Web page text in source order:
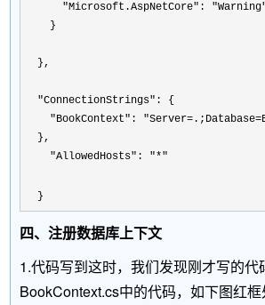
"Microsoft.AspNetCore":
    }
  },
"ConnectionStrings" : {
"BookContext":
  },
"AllowedHosts": "*"
  }
四、注册数据库上下文
1.代码写到这时，我们发现刚才写的代
BookContext.cs中的代码，如下图红